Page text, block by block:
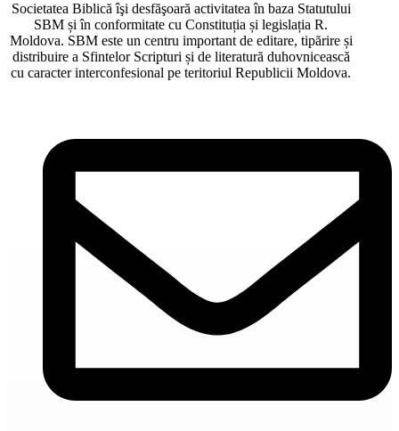
Societatea Biblică îşi desfăşoară activitatea în baza Statutului
SBM și în conformitate cu Constituția și legislația R.
Moldova. SBM este un centru important de editare, tipărire și
distribuire a Sfintelor Scripturi și de literatură duhovnicească
cu caracter interconfesional pe teritoriul Republicii Moldova.